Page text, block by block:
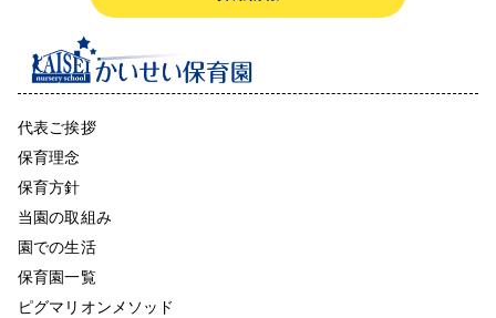
代表ご挨拶
保育理念
保育方針
当園の取組み
園での生活
保育園一覧
ピグマリオンメソッド